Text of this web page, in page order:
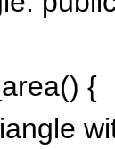
{